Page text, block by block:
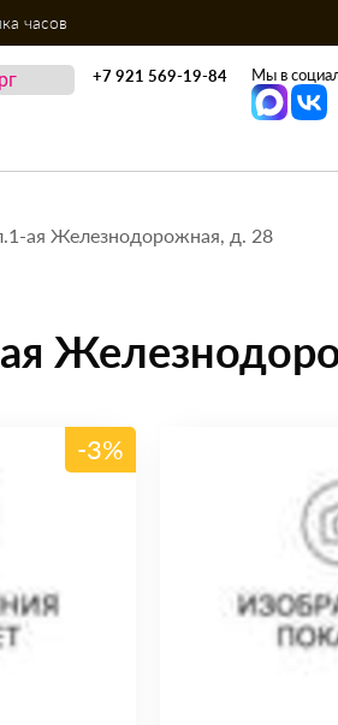
часов
+7 921 569-19-84 Мы в
ая Железнодорожная, д. 28
-3%